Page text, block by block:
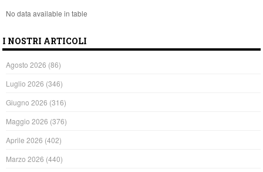
No data available in table
I NOSTRI ARTICOLI
Agosto 2026 (86)
Luglio 2026 (346)
Giugno 2026 (316)
Maggio 2026 (376)
Aprile 2026 (402)
Marzo 2026 (440)